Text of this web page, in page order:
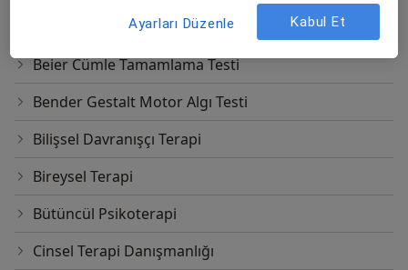
Beck Depresyon Ölçeği
Beier Cümle Tamamlama Testi
Bender Gestalt Motor Algı Testi
Bilişsel Davranışçı Terapi
Bireysel Terapi
Bütüncül Psikoterapi
Cinsel Terapi Danışmanlığı
Ayarları Düzenle Kabul Et